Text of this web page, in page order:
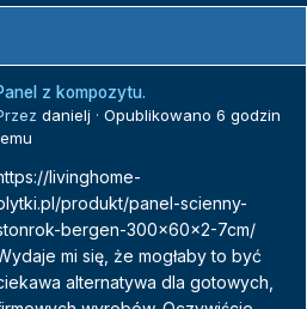
z kompozytu.
danielj · Opublikowano 6 godzin
livinghome-
produkt/panel-scienny-
bergen-300x60x2-7cm/
mi się, że mogłaby to być
alternatywa dla gotowych,